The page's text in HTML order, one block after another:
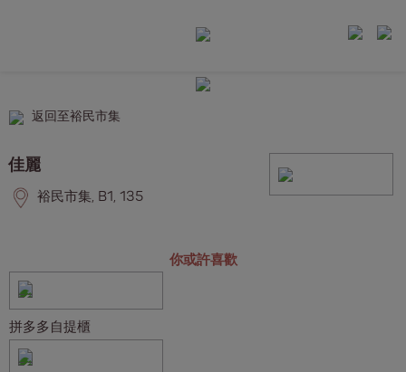
返回至裕民市集
佳麗
裕民市集, B1, 135
你或許喜歡
拼多多自提櫃